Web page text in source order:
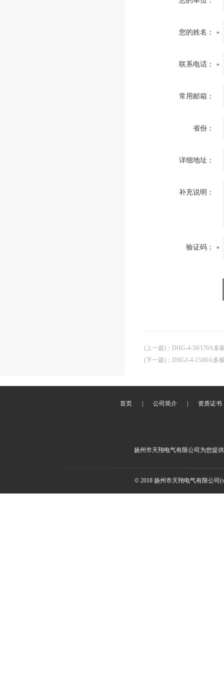
您的姓名：
联系电话：
常用邮箱：
省份：
详细地址：
补充说明：
验证码：
(上一篇) ： DHG-4-50/170A多
(下一篇) ： DHGJ-4-15/80A多
首页 公司简介 资质证书
扬州市天翔电气有限公司为您提
© 2018 扬州市天翔电气有限公司